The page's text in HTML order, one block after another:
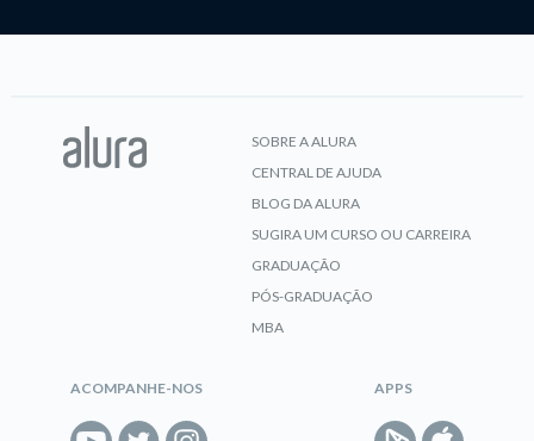
SOBRE A ALURA
CENTRAL DE AJUDA
BLOG DA ALURA
SUGIRA UM CURSO OU CARREIRA
GRADUAÇÃO
PÓS-GRADUAÇÃO
MBA
ACOMPANHE-NOS APPS